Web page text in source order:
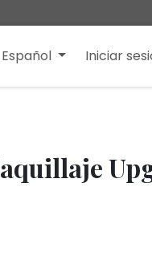
Español Iniciar